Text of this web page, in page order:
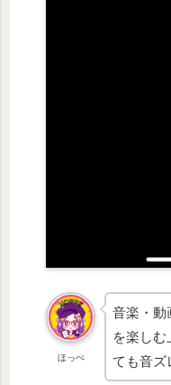
ほっぺ
音楽・動
を楽しむ
ても音ズ